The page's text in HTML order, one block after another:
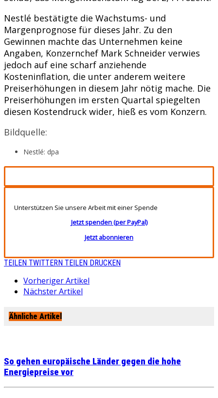
Nestlé bestätigte die Wachstums- und
Margenprognose für dieses Jahr. Zu den
Gewinnen machte das Unternehmen keine
Angaben, Konzernchef Mark Schneider verwies
jedoch auf eine scharf anziehende
Kosteninflation, die unter anderem weitere
Preiserhöhungen in diesem Jahr nötig mache. Die
Preiserhöhungen im ersten Quartal spiegelten
diesen Kostendruck wider, hieß es vom Konzern.
Bildquelle:
Nestlé: dpa
Unterstützen Sie unsere Arbeit mit einer Spende
Jetzt spenden (per PayPal)
Jetzt abonnieren
TEILEN TWITTERN TEILEN DRUCKEN
Vorheriger Artikel
Nächster Artikel
Ähnliche Artikel
So gehen europäische Länder gegen die hohe
Energiepreise vor